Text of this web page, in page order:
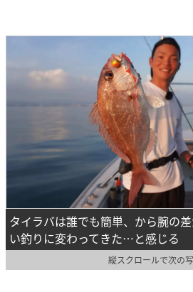
タイラバは誰でも簡単、から腕の
い釣りに変わってきた…と感じる
縦スクロールで次の